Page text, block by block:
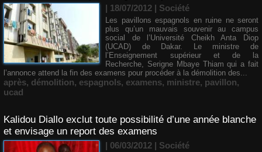
| 18/07/2012 | Société
Les pavillons espagnols en ruine ne seront
plus qu’un mauvais souvenir au campus
social de l’Université Cheikh Anta Diop
(UCAD) de Dakar. Le ministre de
l’Enseignement supérieur et de la
Recherche, Serigne Mbaye Thiam qui a fait
l’annonce attend la fin des examens pour procéder à la démolition des...
après, démolition, espagnols, examens, ministre, pavillon,
ucad
Kalidou Diallo exclut toute possibilité d’une année blanche
et envisage un report des examens
| 06/03/2012 | Société